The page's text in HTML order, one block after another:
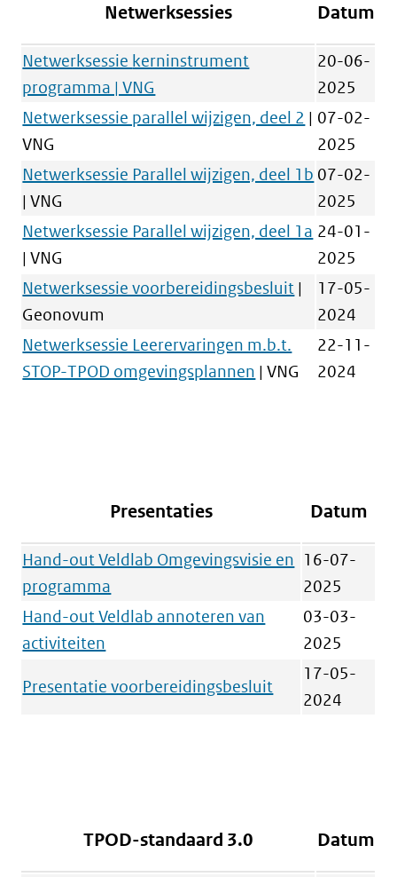
Netwerksessies Datum
Netwerksessie kerninstrument
programma | VNG
20-06-
2025
Netwerksessie parallel wijzigen, deel 2 |
VNG
07-02-
2025
Netwerksessie Parallel wijzigen, deel 1b
| VNG
07-02-
2025
Netwerksessie Parallel wijzigen, deel 1a
| VNG
24-01-
2025
Netwerksessie voorbereidingsbesluit |
Geonovum
17-05-
2024
Netwerksessie Leerervaringen m.b.t.
STOP-TPOD omgevingsplannen | VNG
22-11-
2024
Presentaties Datum
Hand-out Veldlab Omgevingsvisie en
programma
16-07-
2025
Hand-out Veldlab annoteren van
activiteiten
03-03-
2025
Presentatie voorbereidingsbesluit
17-05-
2024
TPOD-standaard 3.0 Datum